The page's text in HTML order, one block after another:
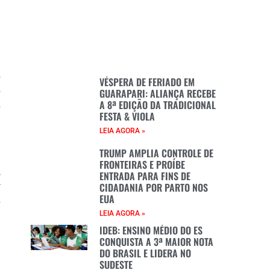
VÉSPERA DE FERIADO EM
GUARAPARI: ALIANÇA RECEBE
A 8ª EDIÇÃO DA TRADICIONAL
FESTA & VIOLA
LEIA AGORA »
TRUMP AMPLIA CONTROLE DE
FRONTEIRAS E PROÍBE
ENTRADA PARA FINS DE
CIDADANIA POR PARTO NOS
EUA
LEIA AGORA »
IDEB: ENSINO MÉDIO DO ES
CONQUISTA A 3ª MAIOR NOTA
DO BRASIL E LIDERA NO
SUDESTE